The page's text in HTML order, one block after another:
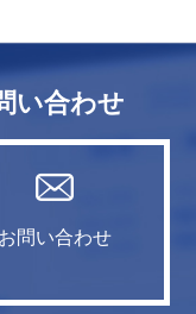
い合わせ
お問い合わせ